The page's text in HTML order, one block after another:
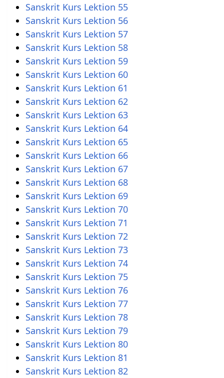
Sanskrit Kurs Lektion 55
Sanskrit Kurs Lektion 56
Sanskrit Kurs Lektion 57
Sanskrit Kurs Lektion 58
Sanskrit Kurs Lektion 59
Sanskrit Kurs Lektion 60
Sanskrit Kurs Lektion 61
Sanskrit Kurs Lektion 62
Sanskrit Kurs Lektion 63
Sanskrit Kurs Lektion 64
Sanskrit Kurs Lektion 65
Sanskrit Kurs Lektion 66
Sanskrit Kurs Lektion 67
Sanskrit Kurs Lektion 68
Sanskrit Kurs Lektion 69
Sanskrit Kurs Lektion 70
Sanskrit Kurs Lektion 71
Sanskrit Kurs Lektion 72
Sanskrit Kurs Lektion 73
Sanskrit Kurs Lektion 74
Sanskrit Kurs Lektion 75
Sanskrit Kurs Lektion 76
Sanskrit Kurs Lektion 77
Sanskrit Kurs Lektion 78
Sanskrit Kurs Lektion 79
Sanskrit Kurs Lektion 80
Sanskrit Kurs Lektion 81
Sanskrit Kurs Lektion 82